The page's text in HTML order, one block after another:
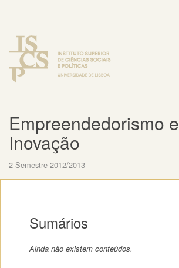
Empreendedorismo e
Inovação
2 Semestre 2012/2013
Sumários
Ainda não existem conteúdos.